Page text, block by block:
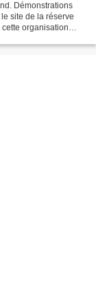
Démonstrations
site de la réserve
organisation